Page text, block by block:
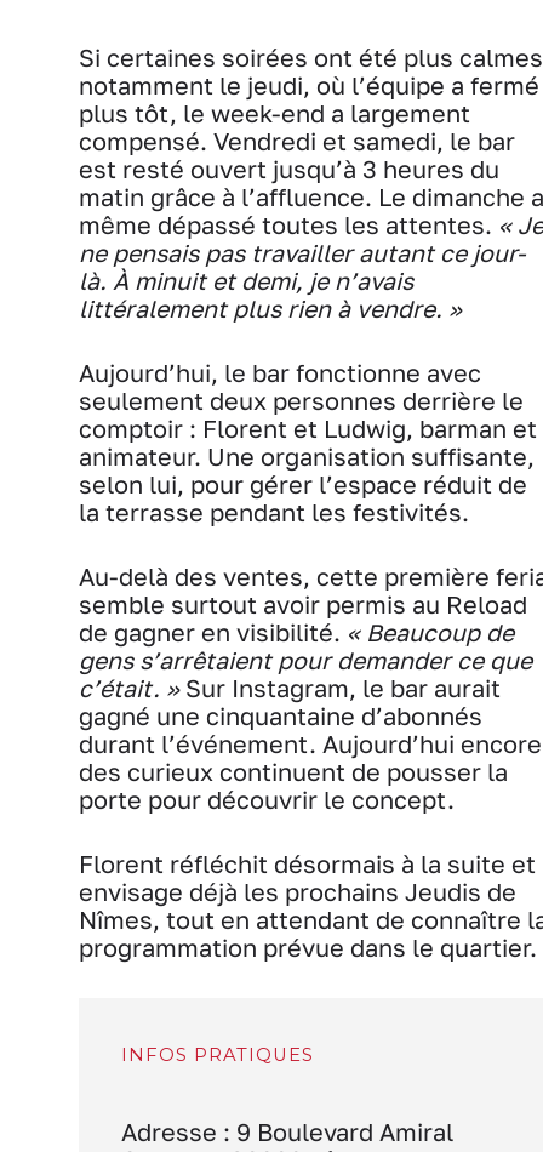
Si certaines soirées ont été plus
notamment le jeudi, où l’équipe a fermé
plus tôt, le week-end a largement
compensé. Vendredi et samedi, le bar
est resté ouvert jusqu’à 3 heures du
matin grâce à l’affluence. Le dimanche a
même dépassé toutes les attentes. « Je
ne pensais pas travailler autant ce jour-
là. À minuit et demi, je n’avais
littéralement plus rien à vendre. »
Aujourd’hui, le bar fonctionne avec
seulement deux personnes derrière le
comptoir : Florent et Ludwig, barman et
animateur. Une organisation suffisante,
selon lui, pour gérer l’espace réduit de
la terrasse pendant les festivités.
Au-delà des ventes, cette première
semble surtout avoir permis au Reload
de gagner en visibilité. « Beaucoup de
gens s’arrêtaient pour demander ce que
c’était. »Sur Instagram, le bar aurait
gagné une cinquantaine d’abonnés
durant l’événement. Aujourd’hui
des curieux continuent de pousser la
porte pour découvrir le concept.
Florent réfléchit désormais à la suite et
envisage déjà les prochains Jeudis de
Nîmes, tout en attendant de connaître
programmation prévue dans le quartier.
INFOS PRATIQUES
Adresse : 9 Boulevard Amiral